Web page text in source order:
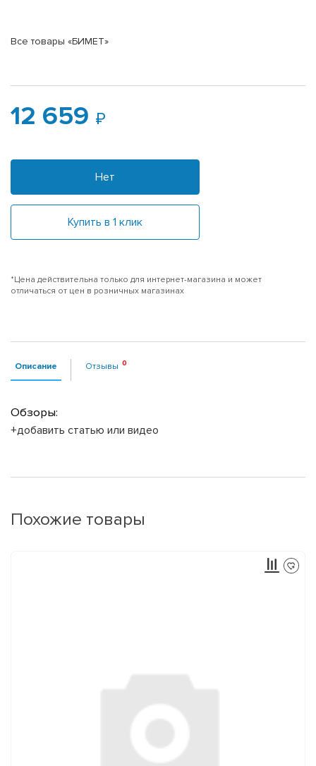
Все товары «БИМЕТ»
12 659
Нет
Купить в 1 клик
*Цена действительна только для интернет-магазина и может
отличаться от цен в розничных магазинах
Описание Отзывы
Обзоры:
+добавить статью или видео
Похожие товары